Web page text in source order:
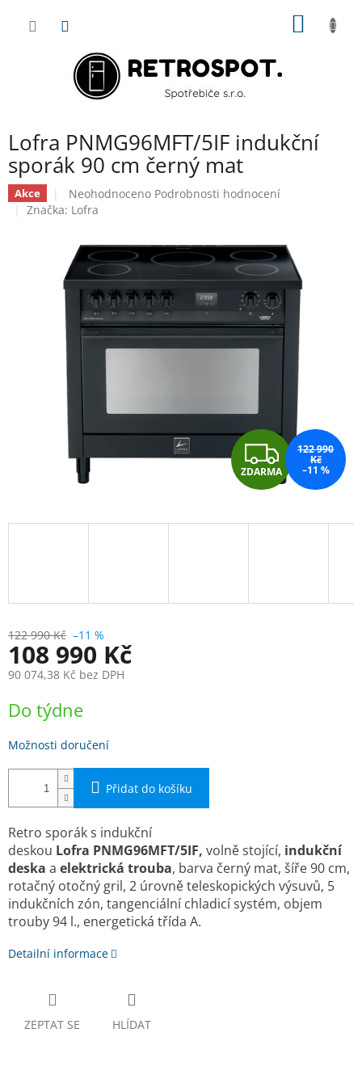
Lofra PNMG96MFT/5IF indukční
sporák 90 cm černý mat
Akce
Průměrné
hodnocení
0,0
z
5
hvězdiček.
Neohodnoceno Podrobnosti hodnocení
Značka: Lofra
Z
D
A
ZDARMA
122 990
Kč
–11 %
122 990 Kč –11 %
108 990 Kč
90 074,38 Kč bez DPH
cena:
Do týdne
Možnosti doručení
Přidat do košíku
Retro sporák s indukční
deskou Lofra PNMG96MFT/5IF, volně stojící, indukční
deska a elektrická trouba, barva černý mat, ší­ře 90 cm,
rotačný otočný gril, 2 úrovně teleskopických výsuvů, 5
indukčních zón, tangenciální chladicí systém, objem
trouby 94 l., energetická třída A.
Detailní informace
ZEPTAT SE HLÍDAT